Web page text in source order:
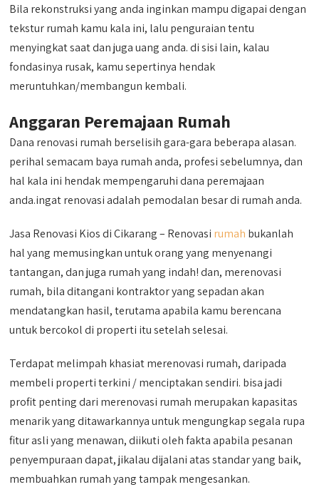
Bila rekonstruksi yang anda inginkan mampu digapai dengan
tekstur rumah kamu kala ini, lalu penguraian tentu
menyingkat saat dan juga uang anda. di sisi lain, kalau
fondasinya rusak, kamu sepertinya hendak
meruntuhkan/membangun kembali.
Anggaran Peremajaan Rumah
Dana renovasi rumah berselisih gara-gara beberapa alasan.
perihal semacam baya rumah anda, profesi sebelumnya, dan
hal kala ini hendak mempengaruhi dana peremajaan
anda.ingat renovasi adalah pemodalan besar di rumah anda.
Jasa Renovasi Kios di Cikarang – Renovasi rumah bukanlah
hal yang memusingkan untuk orang yang menyenangi
tantangan, dan juga rumah yang indah! dan, merenovasi
rumah, bila ditangani kontraktor yang sepadan akan
mendatangkan hasil, terutama apabila kamu berencana
untuk bercokol di properti itu setelah selesai.
Terdapat melimpah khasiat merenovasi rumah, daripada
membeli properti terkini / menciptakan sendiri. bisa jadi
profit penting dari merenovasi rumah merupakan kapasitas
menarik yang ditawarkannya untuk mengungkap segala rupa
fitur asli yang menawan, diikuti oleh fakta apabila pesanan
penyempuraan dapat, jikalau dijalani atas standar yang baik,
membuahkan rumah yang tampak mengesankan.